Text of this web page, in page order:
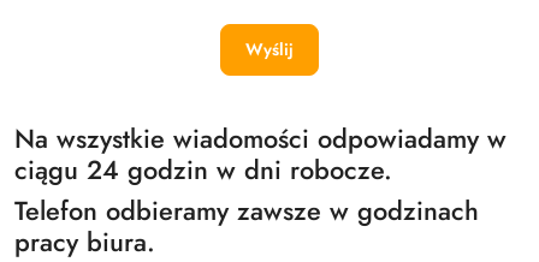
Wyślij
Na wszystkie wiadomości odpowiadamy w
ciągu 24 godzin w dni robocze.
Telefon odbieramy zawsze w godzinach
pracy biura.